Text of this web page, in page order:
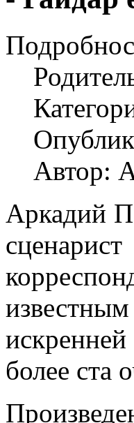
Автор:
Аркадий
более ста